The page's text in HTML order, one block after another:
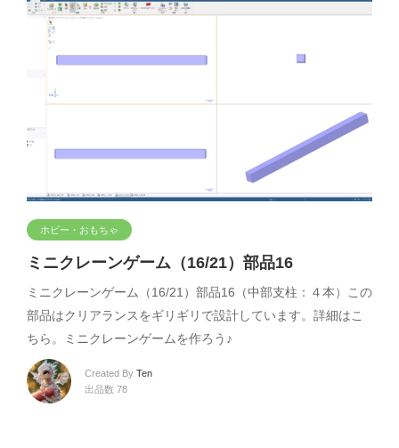
ホビー・おもちゃ
ミニクレーンゲーム（16/21）部品16
ミニクレーンゲーム（16/21）部品16（中部支柱：４本）この
部品はクリアランスをギリギリで設計しています。詳細はこ
ちら。ミニクレーンゲームを作ろう♪
Created By Ten
出品数 78